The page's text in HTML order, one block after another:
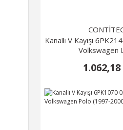
Kanallı V Kayışı
Volkswagen